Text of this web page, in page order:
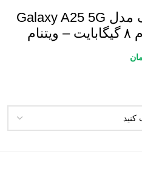
گوشی موبایل سامسونگ مدل Galaxy A25 5G